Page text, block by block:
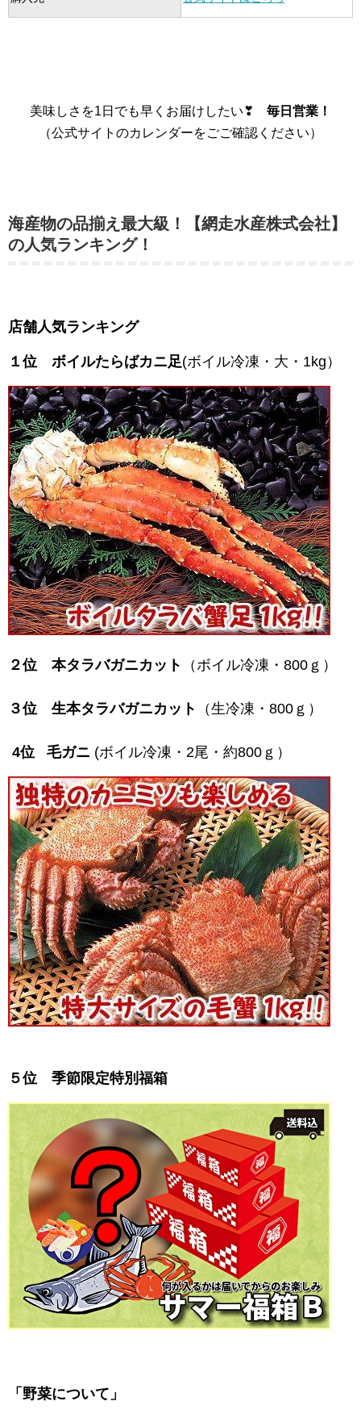
美味しさを1日でも早くお届けしたい❣ 毎日営業！
（公式サイトのカレンダーをごご確認ください）
海産物の品揃え最大級！【網走水産株式会社】
の人気ランキング！
店舗人気ランキング
１位 ボイルたらばカニ足(ボイル冷凍・大・1kg）
２位 本タラバガニカット （ボイル冷凍・800ｇ）
３位 生本タラバガニカット （生冷凍・800ｇ）
4位 毛ガニ (ボイル冷凍・2尾・約800ｇ）
５位 季節限定特別福箱
「野菜について」